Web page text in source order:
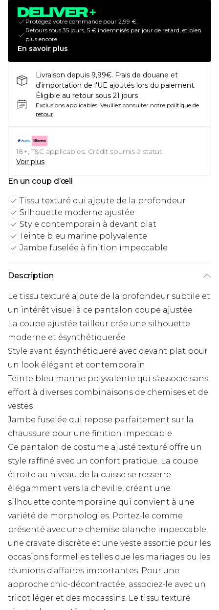
Protégez votre commande pour 2,99 €.
Retours sous 35 jours, 5 € indemnisés par jour de retard, et bien
plus encore.
En savoir plus
Livraison depuis 9,99€. Frais de douane et
d'importation de l'UE ajoutés lors du paiement.
Éligible au retour sous 21 jours
Exclusions applicables. Veuillez consulter notre politique de
retour
18+, T&C applicables. Crédit soumis à statut
Voir plus
En un coup d’œil
Tissu texturé qui ajoute de la profondeur
Silhouette moderne ajustée
Style contemporain à devant plat
Teinte bleu marine polyvalente
Jambe fuselée à finition impeccable
Description
Le tissu texturé ajoute de la profondeur subtile et
un intérêt visuel à ce pantalon coupe ajustée
La coupe ajustée tailleur crée une silhouette
moderne et ésynthétiquerée
Style avant ésynthétiqueré avec devant plat pour
un look élégant et contemporain
Teinte bleu marine polyvalente qui s'associe sans
effort à diverses combinaisons de chemises et de
vestes
Jambe fuselée qui repose parfaitement sur la
chaussure pour une finition impeccable
Ce pantalon de costume ajusté texturé offre un
style raffiné avec un confort pratique. La coupe
étroite au niveau de la cuisse se resserre
élégamment vers la cheville, créant une
silhouette contemporaine qui convient à une
variété de morphologies. Portez-le comme
présenté avec une chemise blanche impeccable,
une cravate discrète et une veste assortie pour les
occasions formelles telles que les mariages ou les
réunions d'affaires importantes. Pour une
approche chic-décontractée, associez-le avec un
tricot léger et des mocassins. Le tissu texturé